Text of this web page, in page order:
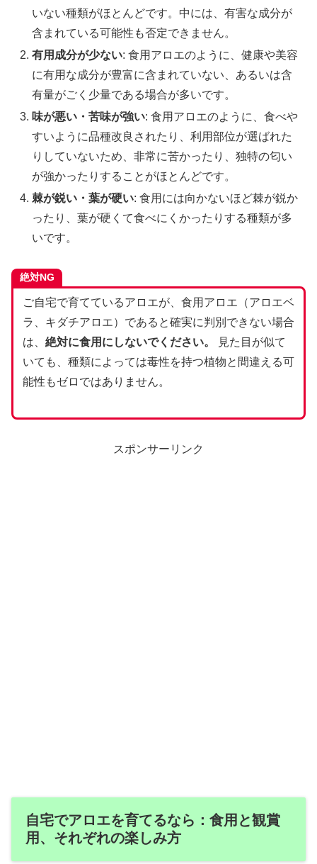
いない種類がほとんどです。中には、有害な成分が
含まれている可能性も否定できません。
有用成分が少ない: 食用アロエのように、健康や美容
に有用な成分が豊富に含まれていない、あるいは含
有量がごく少量である場合が多いです。
味が悪い・苦味が強い: 食用アロエのように、食べや
すいように品種改良されたり、利用部位が選ばれた
りしていないため、非常に苦かったり、独特の匂い
が強かったりすることがほとんどです。
棘が鋭い・葉が硬い: 食用には向かないほど棘が鋭か
ったり、葉が硬くて食べにくかったりする種類が多
いです。
絶対NG
ご自宅で育てているアロエが、食用アロエ（アロエベ
ラ、キダチアロエ）であると確実に判別できない場合
は、 絶対に食用にしないでください。
見た目が似て
いても、種類によっては毒性を持つ植物と間違える可
能性もゼロではありません。
スポンサーリンク
自宅でアロエを育てるなら：食用と観賞
用、それぞれの楽しみ方